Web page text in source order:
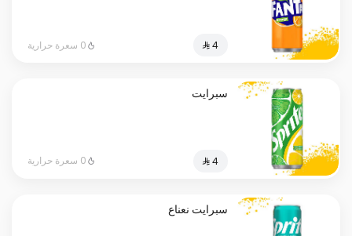
⁨⁦‪‬ 4⁩ 0 سعرة حرارية
سبرايت
⁨⁦‪‬ 4⁩ 0 سعرة حرارية
سبرايت نعناع